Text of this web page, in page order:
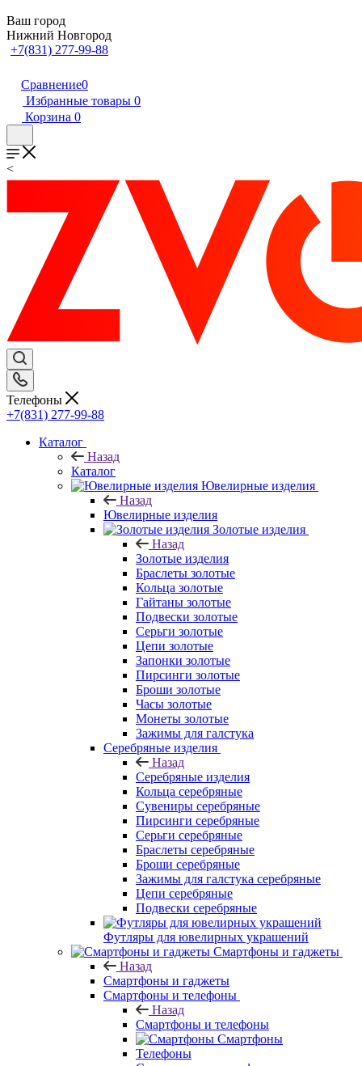
Ваш город
Нижний Новгород
+7(831) 277-99-88
Сравнение0
Избранные товары 0
Корзина 0
<
Телефоны
+7(831) 277-99-88
Каталог
Назад
Каталог
Ювелирные изделия
Назад
Ювелирные изделия
Золотые изделия
Назад
Золотые изделия
Браслеты золотые
Кольца золотые
Гайтаны золотые
Подвески золотые
Серьги золотые
Цепи золотые
Запонки золотые
Пирсинги золотые
Броши золотые
Часы золотые
Монеты золотые
Зажимы для галстука
Серебряные изделия
Назад
Серебряные изделия
Кольца серебряные
Сувениры серебряные
Пирсинги серебряные
Серьги серебряные
Браслеты серебряные
Броши серебряные
Зажимы для галстука серебряные
Цепи серебряные
Подвески серебряные
Футляры для ювелирных украшений
Смартфоны и гаджеты
Назад
Смартфоны и гаджеты
Смартфоны и телефоны
Назад
Смартфоны и телефоны
Смартфоны
Телефоны